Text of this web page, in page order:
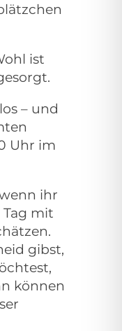
ist
– und
Uhr im
ihr
mit
gibst,
können